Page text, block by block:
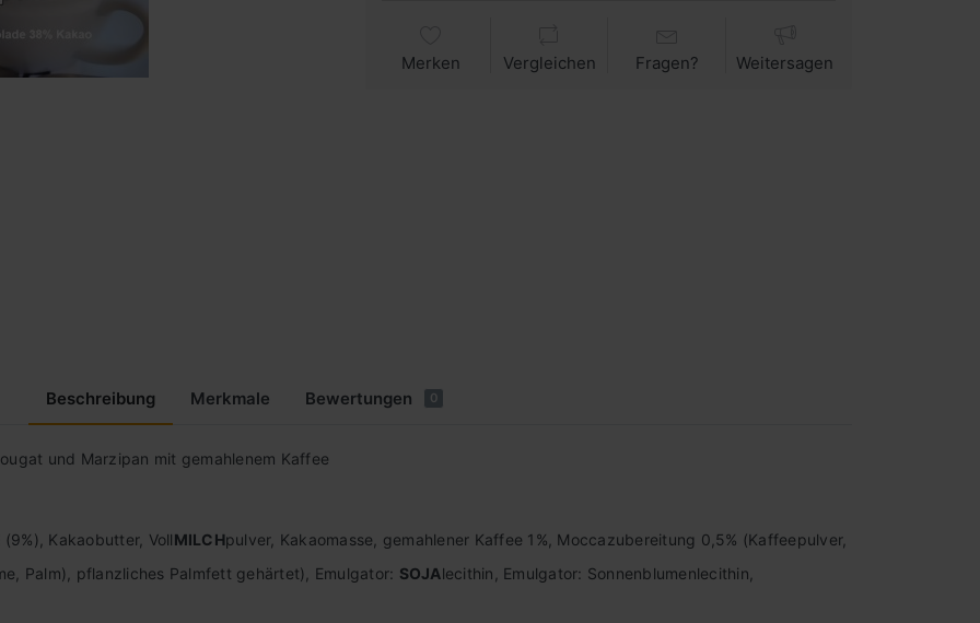
Merken Vergleichen Fragen? Weitersagen
Beschreibung Merkmale Bewertungen 0
und Marzipan mit gemahlenem Kaffee
(9%), Kakaobutter, VollMILCHpulver, Kakaomasse, gemahlener Kaffee 1%, Moccazubereitung 0,5% (Kaffeepulver,
Palm), pflanzliches Palmfett gehärtet), Emulgator: SOJAlecithin, Emulgator: Sonnenblumenlecithin,